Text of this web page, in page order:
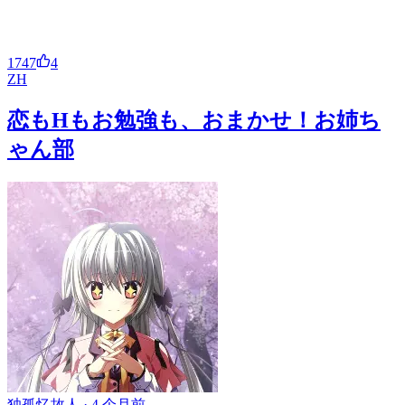
1747
4
ZH
恋もHもお勉強も、おまかせ！お姉ち
ゃん部